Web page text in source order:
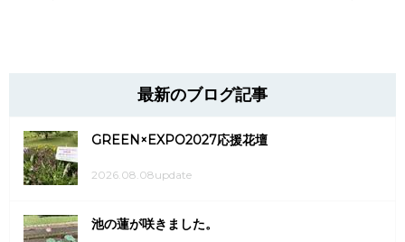
最新のブログ記事
GREEN×EXPO2027応援花壇
2026.08.08update
池の蓮が咲きました。